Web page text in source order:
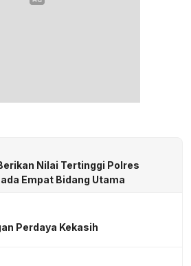
Nilai Tertinggi Polres
Empat Bidang Utama
Perdaya Kekasih